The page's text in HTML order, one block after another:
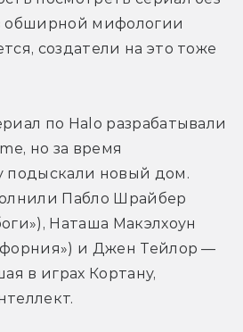
обширной мифологии
создатели на это тоже
по Halo разрабатывали
но за время
подыскали новый дом.
Пабло Шрайбер
Наташа Макэлхоун
и Джен Тейлор —
в играх Кортану,